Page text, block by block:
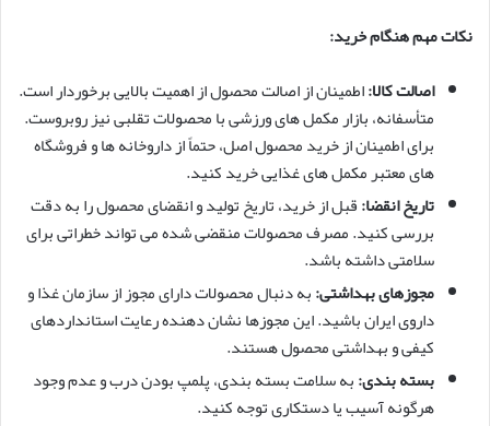
نکات مهم هنگام خرید:
اصالت کالا:اطمینان از اصالت محصول از اهمیت بالایی برخوردار است.
متأسفانه، بازار مکمل های ورزشی با محصولات تقلبی نیز روبروست.
برای اطمینان از خرید محصول اصل، حتماً از داروخانه ها و فروشگاه
های معتبر مکمل های غذایی خرید کنید.
تاریخ انقضا:قبل از خرید، تاریخ تولید و انقضای محصول را به دقت
بررسی کنید. مصرف محصولات منقضی شده می تواند خطراتی برای
سلامتی داشته باشد.
مجوزهای بهداشتی:به دنبال محصولات دارای مجوز از سازمان غذا و
داروی ایران باشید. این مجوزها نشان دهنده رعایت استانداردهای
کیفی و بهداشتی محصول هستند.
بسته بندی:به سلامت بسته بندی، پلمپ بودن درب و عدم وجود
هرگونه آسیب یا دستکاری توجه کنید.